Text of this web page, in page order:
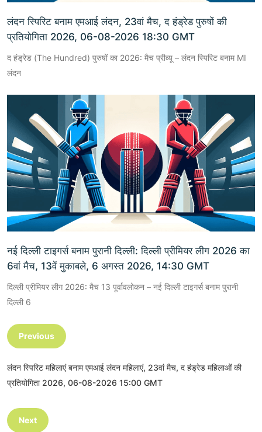
लंदन स्पिरिट बनाम एमआई लंदन, 23वां मैच, द हंड्रेड पुरुषों की
प्रतियोगिता 2026, 06-08-2026 18:30 GMT
द हंड्रेड (The Hundred) पुरुषों का 2026: मैच प्रीव्यू – लंदन स्पिरिट बनाम MI
लंदन
नई दिल्ली टाइगर्स बनाम पुरानी दिल्ली: दिल्ली प्रीमियर लीग 2026 का
6वां मैच, 13वें मुकाबले, 6 अगस्त 2026, 14:30 GMT
दिल्ली प्रीमियर लीग 2026: मैच 13 पूर्वावलोकन – नई दिल्ली टाइगर्स बनाम पुरानी
दिल्ली 6
Previous
लंदन स्पिरिट महिलाएं बनाम एमआई लंदन महिलाएं, 23वां मैच, द हंड्रेड महिलाओं की
प्रतियोगिता 2026, 06-08-2026 15:00 GMT
Next